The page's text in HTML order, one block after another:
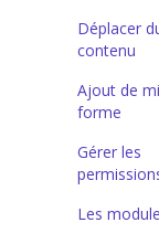
Déplacer
contenu
Ajout de
forme
Gérer les
Les